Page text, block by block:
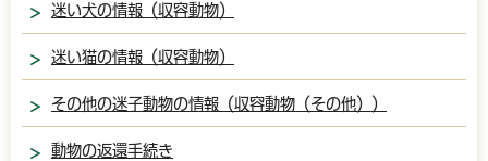
迷い犬の情報（収容動物）
迷い猫の情報（収容動物）
その他の迷子動物の情報（収容動物（その他））
動物の返還手続き